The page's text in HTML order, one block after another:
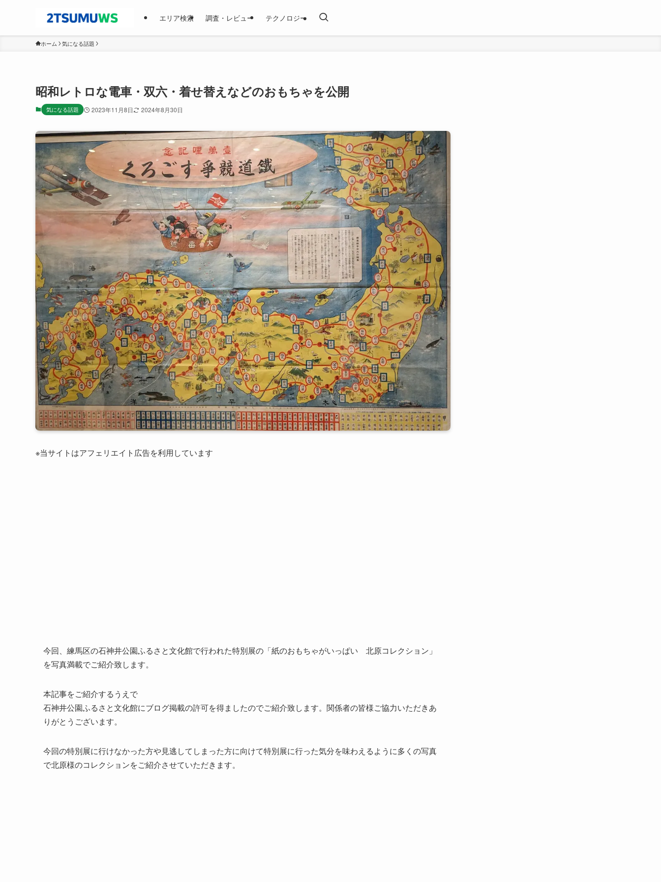
エリア検索 調査・レビュー テクノロジー
ホーム 気になる話題
昭和レトロな電車・双六・着せ替えなどのおもちゃを公開
気になる話題 2023年11月8日 2024年8月30日
※当サイトはアフェリエイト広告を利用しています
今回、練馬区の石神井公園ふるさと文化館で行われた特別展の「紙のおもちゃがいっぱい 北原コレクション」
を写真満載でご紹介致します。
本記事をご紹介するうえで
石神井公園ふるさと文化館にブログ掲載の許可を得ましたのでご紹介致します。関係者の皆様ご協力いただきあ
りがとうございます。
今回の特別展に行けなかった方や見逃してしまった方に向けて特別展に行った気分を味わえるように多くの写真
で北原様のコレクションをご紹介させていただきます。